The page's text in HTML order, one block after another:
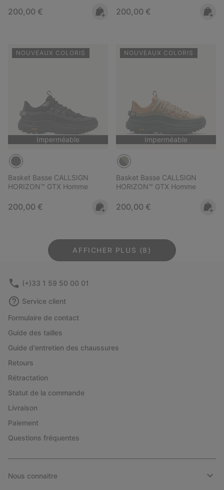
Regular price:
200,00 € Regular price:
200,00 €
NOUVEAUX COLORIS
Imperméable
Basket Basse CALLSIGN
HORIZON™ GTX Homme
Regular price:
200,00 €
NOUVEAUX COLORIS
Imperméable
Basket Basse CALLSIGN
HORIZON™ GTX Homme
Regular price:
200,00 €
AFFICHER PLUS (8)
(+)33 1 59 50 00 01
Service client
Formulaire de contact
Guide des tailles
Guide d'entretien des chaussures
Retours
Rétractation
Statut de la commande
Livraison
Paiement
Questions fréquentes
Nous connaitre